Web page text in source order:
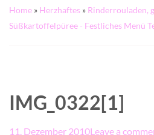
Home » Herzhaftes » Rinderrouladen,
Süßkartoffelpüree - Festliches Menü
IMG_0322[1]
11. Dezember 2010Leave a